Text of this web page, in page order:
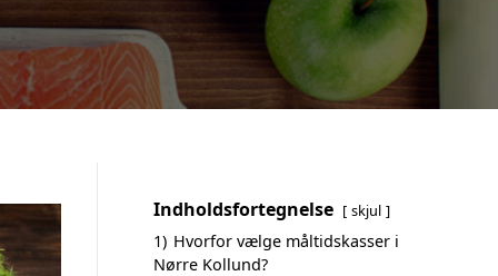
Indholdsfortegnelse skjul
1) Hvorfor vælge måltidskasser i
Nørre Kollund?